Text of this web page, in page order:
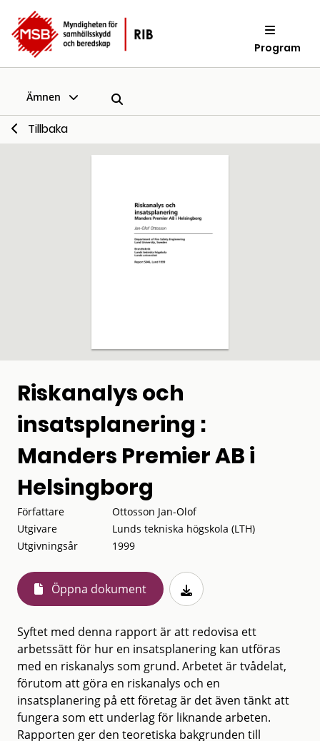
Program
Ämnen
Tillbaka
Riskanalys och
insatsplanering :
Manders Premier AB i
Helsingborg
Författare
Ottosson Jan-Olof
Utgivare
Lunds tekniska högskola (LTH)
Utgivningsår
1999
Öppna dokument
Syftet med denna rapport är att redovisa ett
arbetssätt för hur en insatsplanering kan utföras
med en riskanalys som grund. Arbetet är tvådelat,
förutom att göra en riskanalys och en
insatsplanering på ett företag är det även tänkt att
fungera som ett underlag för liknande arbeten.
Rapporten ger den teoretiska bakgrunden till